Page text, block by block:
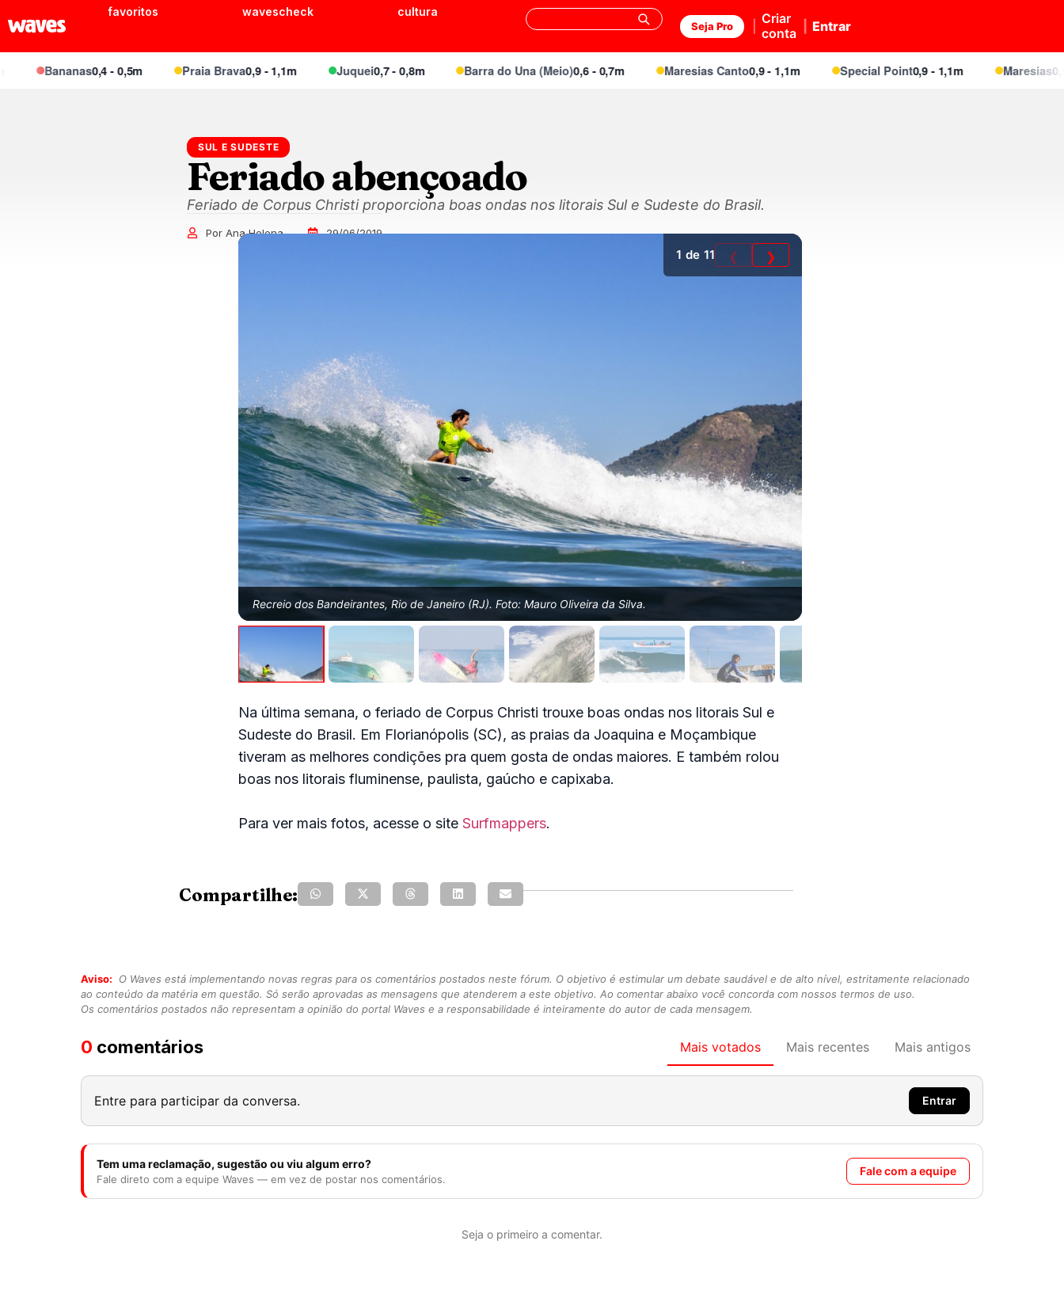
favoritos wavescheck cultura
Seja Pro
Criar
conta
Entrar
Bananas0,4 - 0,5m Praia Brava0,9 - 1,1m Juquei0,7 - 0,8m Barra do Una (Meio)0,6 - 0,7m Maresias Canto0,9 - 1,1m Special Point0,9 - 1,1m Maresias0,9 -
SUL E SUDESTE
Feriado abençoado
Feriado de Corpus Christi proporciona boas ondas nos litorais Sul e Sudeste do Brasil.
Por Ana Helena 29/06/2019
Recreio dos Bandeirantes, Rio de Janeiro (RJ). Foto: Mauro Oliveira da Silva.
1 de 11 ❮ ❯
Na última semana, o feriado de Corpus Christi trouxe boas ondas nos litorais Sul e
Sudeste do Brasil. Em Florianópolis (SC), as praias da Joaquina e Moçambique
tiveram as melhores condições pra quem gosta de ondas maiores. E também rolou
boas nos litorais fluminense, paulista, gaúcho e capixaba.
Para ver mais fotos, acesse o site Surfmappers.
Compartilhe:
Aviso:
O Waves está implementando novas regras para os comentários postados neste fórum. O objetivo é estimular um debate saudável e de alto nível, estritamente relacionado
ao conteúdo da matéria em questão. Só serão aprovadas as mensagens que atenderem a este objetivo. Ao comentar abaixo você concorda com nossos termos de uso.
Os comentários postados não representam a opinião do portal Waves e a responsabilidade é inteiramente do autor de cada mensagem.
0 comentários Mais votados Mais recentes Mais antigos
Entre para participar da conversa. Entrar
Tem uma reclamação, sugestão ou viu algum erro?
Fale direto com a equipe Waves — em vez de postar nos comentários.
Fale com a equipe
Seja o primeiro a comentar.